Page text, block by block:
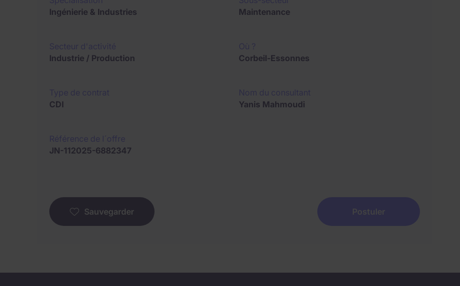
Ingénierie & Industries
Maintenance
Industrie / Production
Corbeil-Essonnes
CDI
Yanis Mahmoudi
JN-112025-6882347
Sauvegarder Postuler